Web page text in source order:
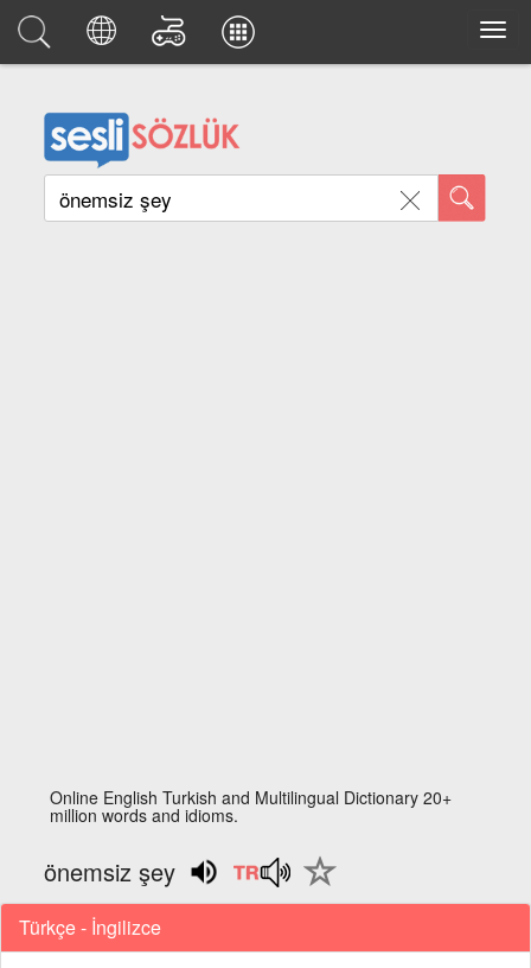
Online English Turkish and Multilingual Dictionary 20+
million words and idioms.
önemsiz şey
Türkçe - İngilizce